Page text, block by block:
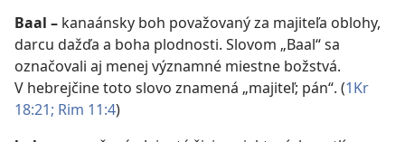
Baal – kanaánsky boh považovaný za majiteľa oblohy,
darcu dažďa a boha plodnosti. Slovom „Baal“ sa
označovali aj menej významné miestne božstvá.
V hebrejčine toto slovo znamená „majiteľ; pán“. (1Kr
18:21; Rim 11:4)